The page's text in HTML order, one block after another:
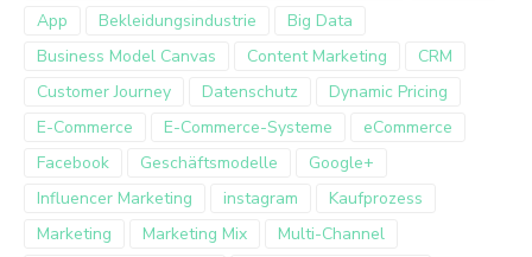
App
Bekleidungsindustrie
Big Data
Business Model Canvas
Content Marketing
CRM
Customer Journey
Datenschutz
Dynamic Pricing
E-Commerce
E-Commerce-Systeme
eCommerce
Facebook
Geschäftsmodelle
Google+
Influencer Marketing
instagram
Kaufprozess
Marketing
Marketing Mix
Multi-Channel